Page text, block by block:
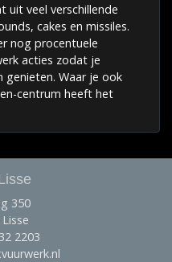
veel verschillende
cakes en missiles.
nog procentuele
acties zodat je
genieten. Waar je ook
centrum heeft het
350
2203